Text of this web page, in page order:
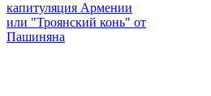
капитуляция Армении
или "Троянский конь" от
Пашиняна